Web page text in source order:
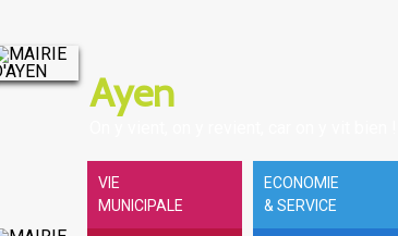
Ayen
VIE
MUNICIPALE
ECONOMIE
& SERVICE